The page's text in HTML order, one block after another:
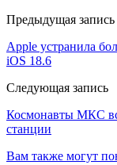
Предыдущая запись
Apple устранила
iOS 18.6
Следующая запись
Космонавты МКС
станции
Вам также могут